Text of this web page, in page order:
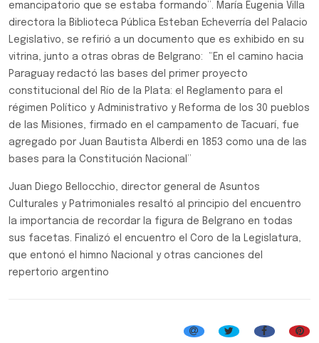
emancipatorio que se estaba formando”. María Eugenia Villa
directora la Biblioteca Pública Esteban Echeverría del Palacio
Legislativo, se refirió a un documento que es exhibido en su
vitrina, junto a otras obras de Belgrano: “En el camino hacia
Paraguay redactó las bases del primer proyecto
constitucional del Río de la Plata: el Reglamento para el
régimen Político y Administrativo y Reforma de los 30 pueblos
de las Misiones, firmado en el campamento de Tacuarí, fue
agregado por Juan Bautista Alberdi en 1853 como una de las
bases para la Constitución Nacional”
Juan Diego Bellocchio, director general de Asuntos
Culturales y Patrimoniales resaltó al principio del encuentro
la importancia de recordar la figura de Belgrano en todas
sus facetas. Finalizó el encuentro el Coro de la Legislatura,
que entonó el himno Nacional y otras canciones del
repertorio argentino